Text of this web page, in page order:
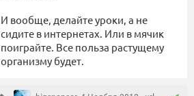
И вообще, делайте уроки, а не
сидите в интернетах. Или в мячик
поиграйте. Все польза растущему
организму будет.